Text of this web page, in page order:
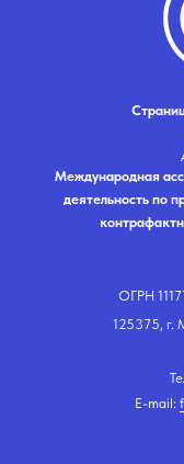
Международная
деятельность по
125375, г.
E-mail:
ОГРН